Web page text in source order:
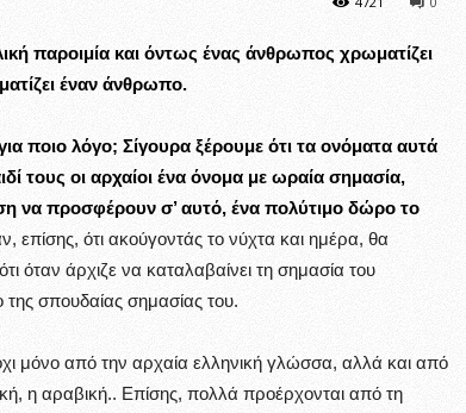
παροιμία και όντως ένας άνθρωπος χρωματίζει
έναν άνθρωπο.
ποιο λόγο; Σίγουρα ξέρουμε ότι τα ονόματα αυτά
τους οι αρχαίοι ένα όνομα με ωραία σημασία,
να προσφέρουν σ’ αυτό, ένα πολύτιμο δώρο το
επίσης, ότι ακούγοντάς το νύχτα και ημέρα, θα
όταν άρχιζε να καταλαβαίνει τη σημασία του
σπουδαίας σημασίας του.
μόνο από την αρχαία ελληνική γλώσσα, αλλά και από
η αραβική.. Επίσης, πολλά προέρχονται από τη